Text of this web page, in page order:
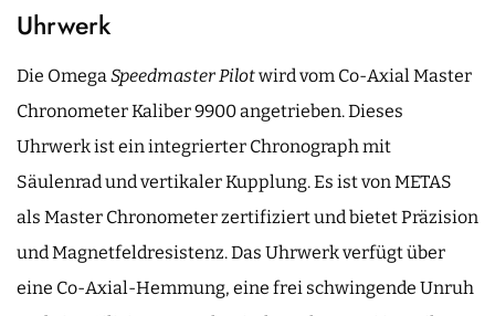
Uhrwerk
Die OmegaSpeedmaster Pilotwird vom Co-Axial Master
Chronometer Kaliber 9900 angetrieben. Dieses
Uhrwerk ist ein integrierter Chronograph mit
Säulenrad und vertikaler Kupplung. Es ist von METAS
als Master Chronometer zertifiziert und bietet Präzision
und Magnetfeldresistenz. Das Uhrwerk verfügt über
eine Co-Axial-Hemmung, eine frei schwingende Unruh